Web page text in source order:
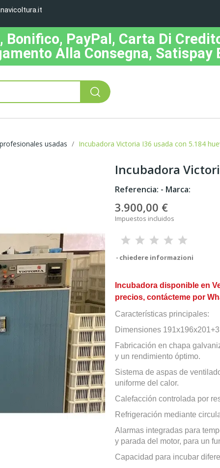
Bonifico, PayPal, Carta Di
Alla Consegna, Satispay
usadas Incubadora Victoria I36 usada con 5.184
Incubadora
Referencia: - Marca:
3.900,00 €
Impuestos incluidos
chiedere informazioni
Incubadora disponible en
precios, contácteme por
Características principales:
Dimensiones
Fabricación en chapa
y un rendimiento óptimo.
Sistema de aspas de
uniforme del calor.
Calefacción controlada por
Refrigeración mediante
Alarmas integradas para
y parada del motor, para un
Capacidad para incubar